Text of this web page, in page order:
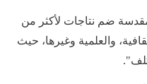
ضم نتاجات لأكثر من
والعلمية وغيرها، حيث